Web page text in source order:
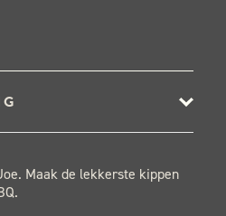
Maak de lekkerste kippen